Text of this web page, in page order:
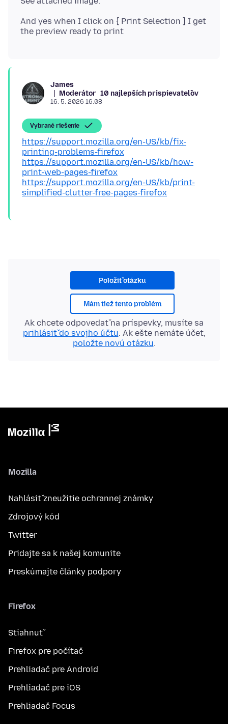
And yes when I click on { Print Selection ] I get
James
Moderátor 10 najlepších prispievateľov
16. 5. 2026 16:08
Vybrané riešenie
https://support.mozilla.org/en-US/kb/fix-
printing-problems-firefox
https://support.mozilla.org/en-US/kb/how-
print-web-pages-firefox
https://support.mozilla.org/en-US/kb/print-
simplified-clutter-free-pages-firefox
Položiť otázku
Mám tiež tento problém
Ak chcete odpovedať na príspevky, musíte sa
prihlásiť do svojho účtu. Ak ešte nemáte účet,
položte novú otázku.
Mozilla
Nahlásiť zneužitie ochrannej známky
Zdrojový kód
Twitter
Pridajte sa k našej komunite
Preskúmajte články podpory
Firefox
Stiahnuť
Firefox pre počítač
Prehliadač pre Android
Prehliadač pre iOS
Prehliadač Focus